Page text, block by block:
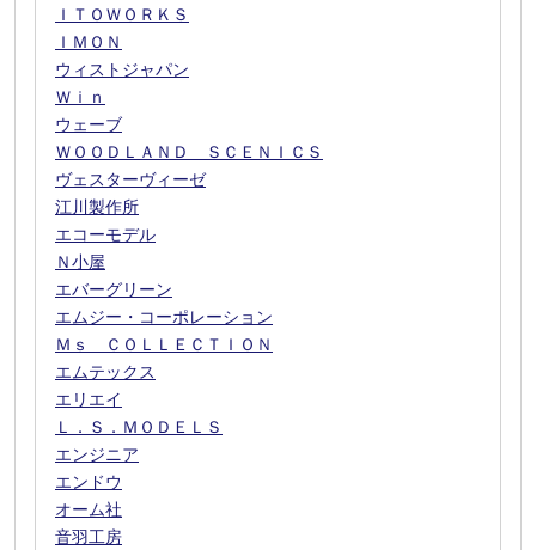
ＩＴＯＷＯＲＫＳ
ＩＭＯＮ
ウィストジャパン
Ｗｉｎ
ウェーブ
ＷＯＯＤＬＡＮＤ ＳＣＥＮＩＣＳ
ヴェスターヴィーゼ
江川製作所
エコーモデル
Ｎ小屋
エバーグリーン
エムジー・コーポレーション
Ｍｓ ＣＯＬＬＥＣＴＩＯＮ
エムテックス
エリエイ
Ｌ．Ｓ．ＭＯＤＥＬＳ
エンジニア
エンドウ
オーム社
音羽工房